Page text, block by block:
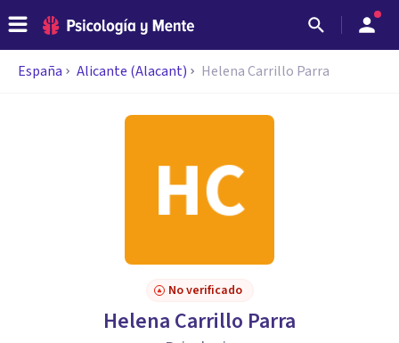
España Alicante (Alacant) Helena Carrillo Parra
No verificado
Helena Carrillo Parra